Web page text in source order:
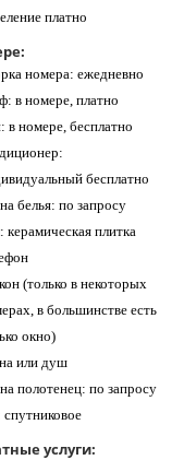
платно
номера: ежедневно
в номере, платно
в номере, бесплатно
бесплатно
белья: по запросу
керамическая плитка
(только в некоторых
в большинстве есть
окно)
или душ
полотенец: по запросу
услуги: